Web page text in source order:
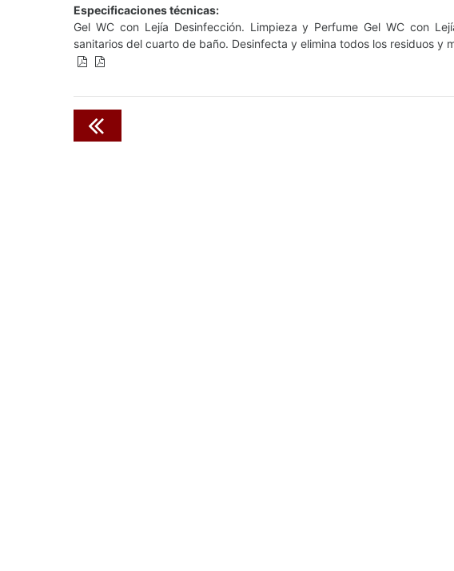
Especificaciones técnicas:
Gel WC con Lejía Desinfección. Limpieza y Perfume Gel WC con
sanitarios del cuarto de baño. Desinfecta y elimina todos los residuos y